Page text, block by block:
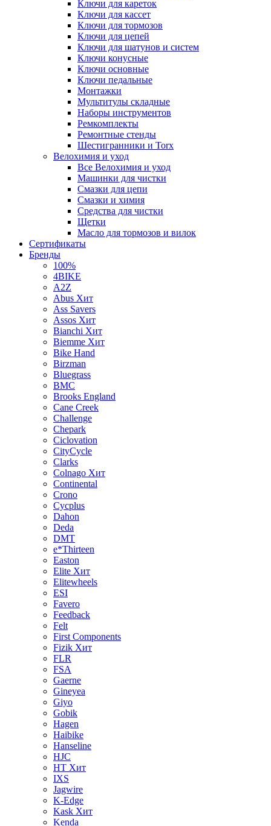
Ключи для кареток
Ключи для кассет
Ключи для тормозов
Ключи для цепей
Ключи для шатунов и систем
Ключи конусные
Ключи основные
Ключи педальные
Монтажки
Мультитулы складные
Наборы инструментов
Ремкомплекты
Ремонтные стенды
Шестигранники и Torx
Велохимия и уход
Все Велохимия и уход
Машинки для чистки
Смазки для цепи
Смазки и химия
Средства для чистки
Щетки
Масло для тормозов и вилок
Сертификаты
Бренды
100%
4BIKE
A2Z
Abus Хит
Ass Savers
Assos Хит
Bianchi Хит
Biemme Хит
Bike Hand
Birzman
Bluegrass
BMC
Brooks England
Cane Creek
Challenge
Chepark
Ciclovation
CityCycle
Clarks
Colnago Хит
Continental
Crono
Cycplus
Dahon
Deda
DMT
e*Thirteen
Easton
Elite Хит
Elitewheels
ESI
Favero
Feedback
Felt
First Components
Fizik Хит
FLR
FSA
Gaerne
Gineyea
Giyo
Gobik
Hagen
Haibike
Hanseline
HJC
HT Хит
IXS
Jagwire
K-Edge
Kask Хит
Kenda